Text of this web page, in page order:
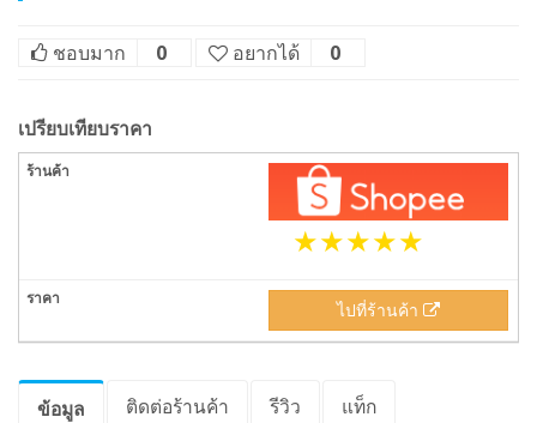
ชอบมาก 0 อยากได้ 0
เปรียบเทียบราคา
ไปที่ร้านค้า
ข้อมูล ติดต่อร้านค้า รีวิว แท็ก